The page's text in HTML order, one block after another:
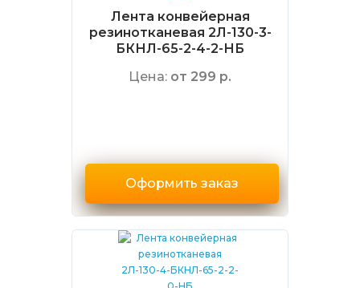
Лента конвейерная
резинотканевая 2Л-130-3-
БКНЛ-65-2-4-2-НБ
Цена: от 299 р.
Оформить заказ